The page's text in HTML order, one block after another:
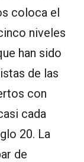
coloca el
niveles
han sido
de las
con
cada
20. La
de